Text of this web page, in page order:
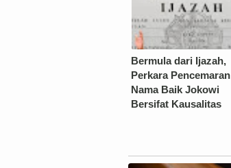
Bermula dari Ijazah,
Perkara Pencemaran
Nama Baik Jokowi
Bersifat Kausalitas